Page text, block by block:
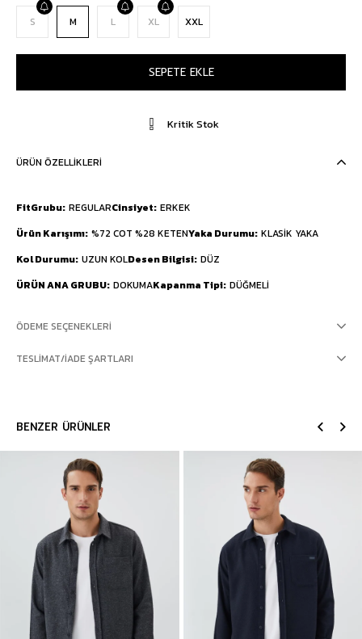
S M L XL XXL
Kritik Stok
ÜRÜN ÖZELLIKLERI
FitGrubu REGULARCinsiyet ERKEK
Ürün Karışımı %72 COT %28 KETENYaka Durumu KLASİK YAKA
Kol Durumu UZUN KOLDesen Bilgisi DÜZ
ÜRÜN ANA GRUBU DOKUMAKapanma Tipi DÜĞMELİ
ÖDEME SEÇENEKLERI
TESLIMAT/İADE ŞARTLARI
BENZER ÜRÜNLER